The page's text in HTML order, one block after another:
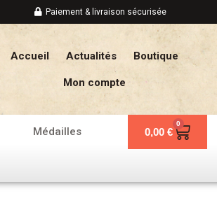
Paiement & livraison sécurisée
Accueil Actualités Boutique
Mon compte
Médailles 0,00 €
0
Panier